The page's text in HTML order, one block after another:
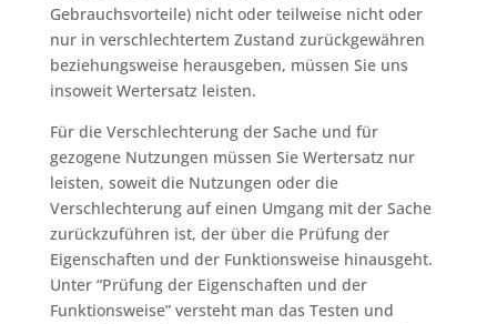
Gebrauchsvorteile) nicht oder teilweise nicht oder
nur in verschlechtertem Zustand zurückgewähren
beziehungsweise herausgeben, müssen Sie uns
insoweit Wertersatz leisten.
Für die Verschlechterung der Sache und für
gezogene Nutzungen müssen Sie Wertersatz nur
leisten, soweit die Nutzungen oder die
Verschlechterung auf einen Umgang mit der Sache
zurückzuführen ist, der über die Prüfung der
Eigenschaften und der Funktionsweise hinausgeht.
Unter “Prüfung der Eigenschaften und der
Funktionsweise” versteht man das Testen und